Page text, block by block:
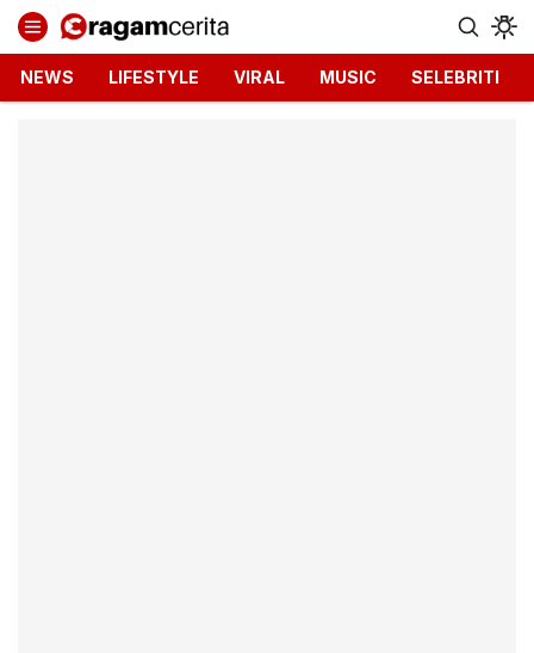
Ragamcerita.com
Informasi Terbaru dan Terkini
NEWS LIFESTYLE VIRAL MUSIC SELEBRITI